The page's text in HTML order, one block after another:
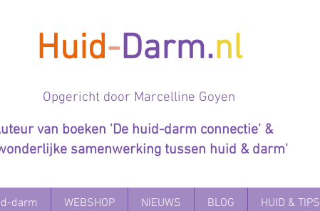
Huid-Darm.nl
Opgericht door Marcelline Goyen
van boeken 'De huid-darm connectie' &
samenwerking tussen huid & darm'
darm WEBSHOP NIEUWS BLOG HUID & TIPS